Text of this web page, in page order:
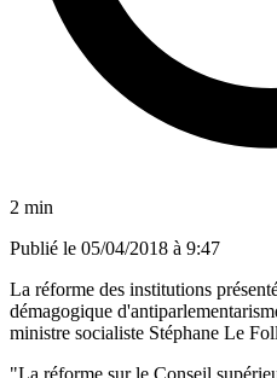
2 min
Publié le 05/04/2018 à 9:47
La réforme des institutions
démagogique
ministre socialiste Stéphane Le
"La réforme sur le Conseil